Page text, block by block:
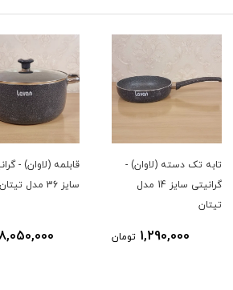
تابه تک دسته (لاوان) -
گرانیتی سایز 14 مدل
تیتان
1,290,000 تومان
قابلمه (لاوان) -
سایز 36 مدل تیتان